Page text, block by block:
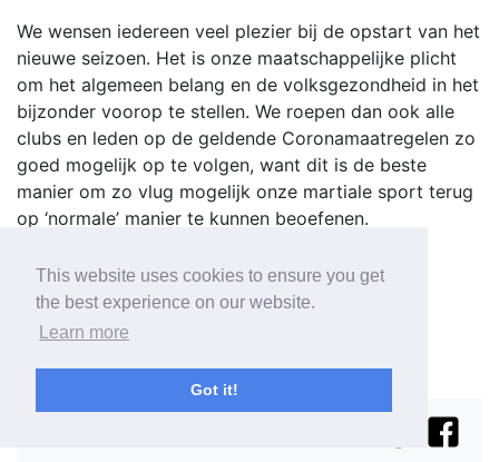
This website uses cookies to ensure you get
the best experience on our website.
Learn more
Got it!
We wensen iedereen veel plezier bij de opstart van het
nieuwe seizoen. Het is onze maatschappelijke plicht
om het algemeen belang en de volksgezondheid in het
bijzonder voorop te stellen. We roepen dan ook alle
clubs en leden op de geldende Coronamaatregelen zo
goed mogelijk op te volgen, want dit is de beste
manier om zo vlug mogelijk onze martiale sport terug
op ‘normale’ manier te kunnen beoefenen.